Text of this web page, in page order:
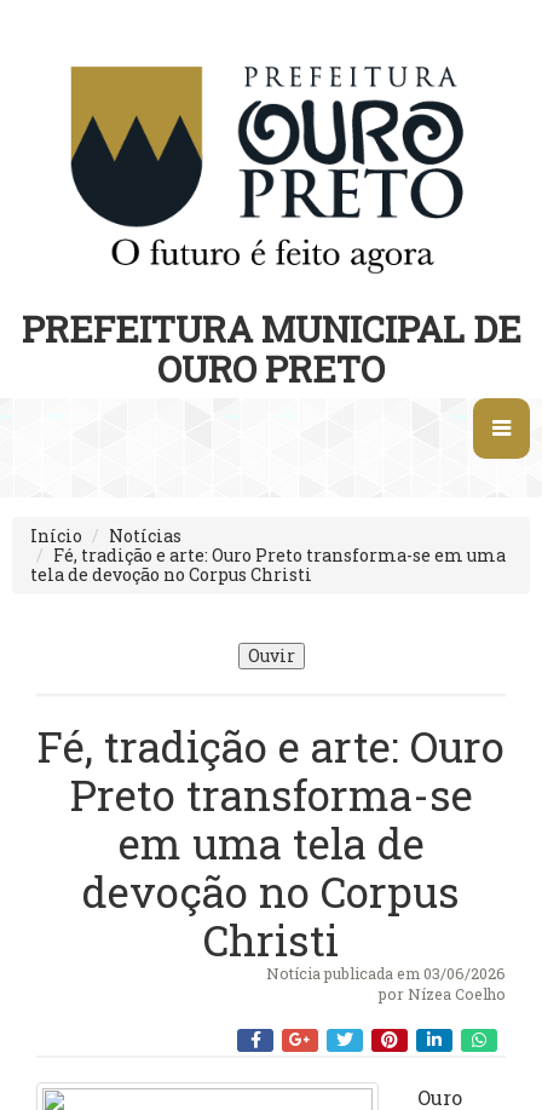
PREFEITURA MUNICIPAL DE
OURO PRETO
Início
Notícias
Fé, tradição e arte: Ouro Preto transforma-se em uma
tela de devoção no Corpus Christi
Ouvir
Fé, tradição e arte: Ouro
Preto transforma-se
em uma tela de
devoção no Corpus
Christi
Notícia publicada em 03/06/2026
por Nízea Coelho
Ouro